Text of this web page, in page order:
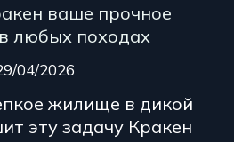
ваше прочное
любых походах
04/2026
жилище в дикой
эту задачу Кракен